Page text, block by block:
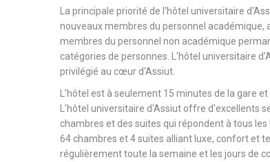
La principale priorité de l'hôtel universitaire
nouveaux membres du personnel académique,
membres du personnel non académique
catégories de personnes. L'hôtel universitaire
privilégié au cœur d'Assiut.
L’hôtel est à seulement 15 minutes de la gare
L'hôtel universitaire d'Assiut offre d'excellents
chambres et des suites qui répondent à tous
64 chambres et 4 suites alliant luxe, confort et
régulièrement toute la semaine et les jours de